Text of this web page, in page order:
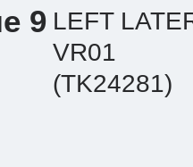
9 LEFT
VR01
(TK24281)